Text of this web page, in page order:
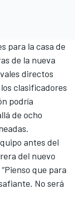
para la casa de
de la nueva
directos
clasificadores
podría
de ocho
antes del
del nuevo
que para
No será